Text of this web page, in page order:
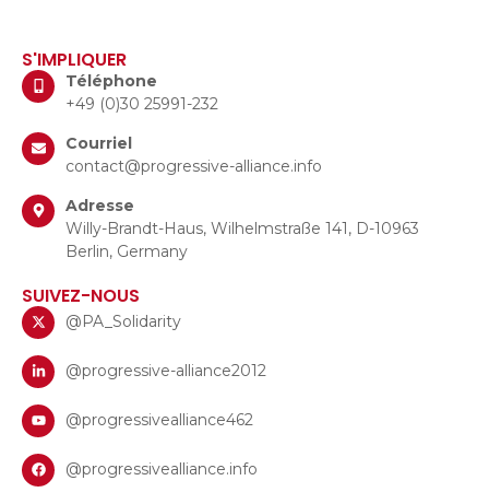
S'IMPLIQUER
Téléphone
+49 (0)30 25991-232
Courriel
contact@progressive-alliance.info
Adresse
Willy-Brandt-Haus, Wilhelmstraße 141, D-10963
Berlin, Germany
SUIVEZ-NOUS
@PA_Solidarity
@progressive-alliance2012
@progressivealliance462
@progressivealliance.info